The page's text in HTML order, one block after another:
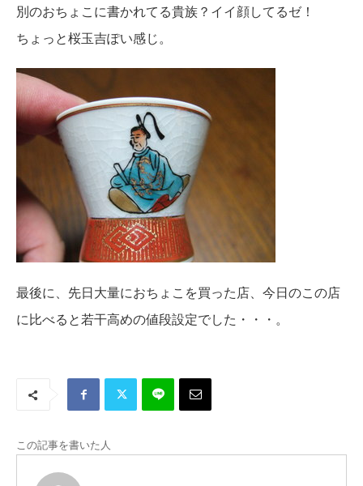
別のおちょこに書かれてる貴族？イイ顔してるゼ！
ちょっと桜玉吉ぽい感じ。
最後に、先日大量におちょこを買った店、今日のこの店
に比べると若干高めの値段設定でした・・・。
この記事を書いた人